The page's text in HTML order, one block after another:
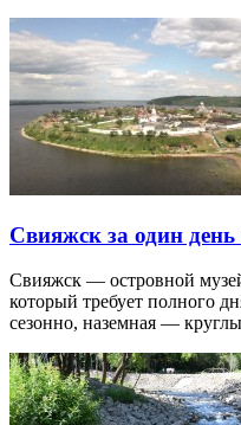
Свияжск за один
Свияжск — островной
который требует полного
сезонно, наземная —